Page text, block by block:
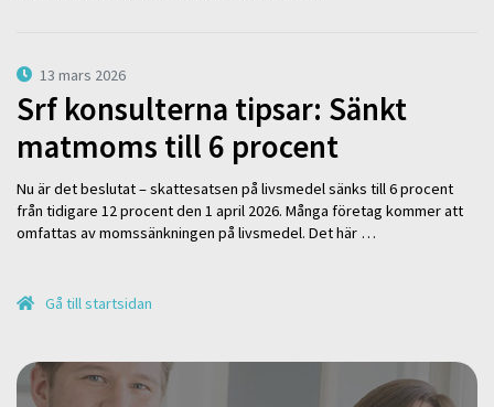
13 mars 2026
Srf konsulterna tipsar: Sänkt
matmoms till 6 procent
Nu är det beslutat – skattesatsen på livsmedel sänks till 6 procent
från tidigare 12 procent den 1 april 2026. Många företag kommer att
omfattas av momssänkningen på livsmedel. Det här …
Gå till startsidan